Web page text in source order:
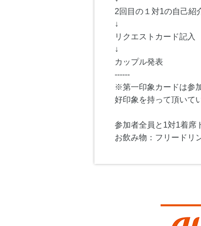
2回目の１対1の自己紹
↓
リクエストカード記入
↓
カップル発表
------
※第一印象カードは参
好印象を持って頂いて
参加者全員と1対1着席
お飲み物：フリードリ